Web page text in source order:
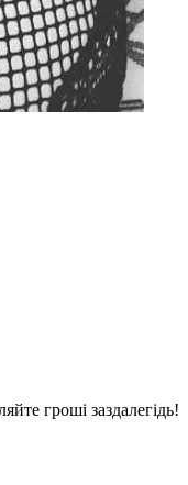
гроші заздалегідь!